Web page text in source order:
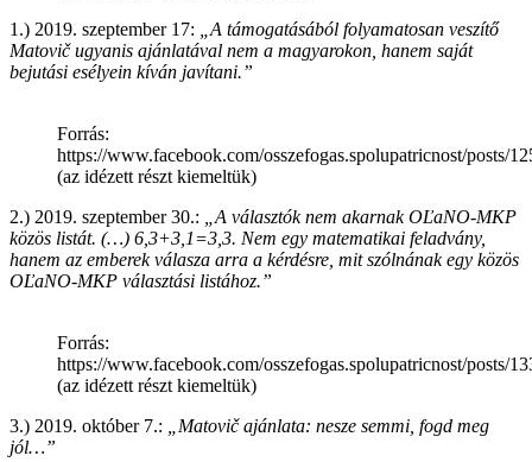
1.) 2019. szeptember 17:
„A támogatásából folyamatosan veszítő
Matovič ugyanis ajánlatával nem a magyarokon, hanem saját
bejutási esélyein kíván javítani.”
Forrás:
https://www.facebook.com/osszefogas.spolupatricnost/posts/
(az idézett részt kiemeltük)
2.) 2019. szeptember 30.:
„A választók nem akarnak OĽaNO-MKP
közös listát. (…) 6,3+3,1=3,3. Nem egy matematikai feladvány,
hanem az emberek válasza arra a kérdésre, mit szólnának egy közös
OĽaNO-MKP választási listához.”
Forrás:
https://www.facebook.com/osszefogas.spolupatricnost/posts/
(az idézett részt kiemeltük)
3.) 2019. október 7.:
„Matovič ajánlata: nesze semmi, fogd meg
jól…”